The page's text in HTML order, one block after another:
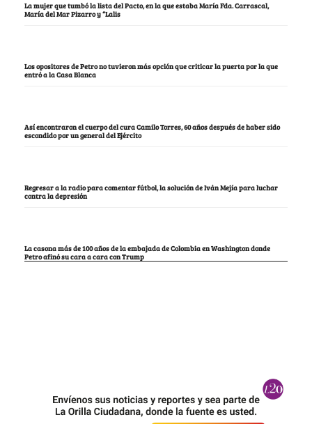
La mujer que tumbó la lista del Pacto, en la que estaba María Fda. Carrascal,
María del Mar Pizarro y “Lalis
Los opositores de Petro no tuvieron más opción que criticar la puerta por la que
entró a la Casa Blanca
Así encontraron el cuerpo del cura Camilo Torres, 60 años después de haber sido
escondido por un general del Ejército
Regresar a la radio para comentar fútbol, la solución de Iván Mejía para luchar
contra la depresión
La casona más de 100 años de la embajada de Colombia en Washington donde
Petro afinó su cara a cara con Trump